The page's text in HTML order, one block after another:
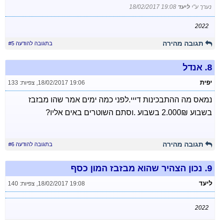
נערך ע"י ליעד 18/02/2017 19:08
2022
תגובה מהירה בתגובה להודעה #5
8. אנדל
יפית 18/02/2017 19:06
, צפיות: 133
נמאס מה ההתבכינות דייי.לפני כמה ימים אמר שהו מבזבז
בשבוע 2.000₪ בשבוע .וסתם השוטרים באים אליו?
תגובה מהירה בתגובה להודעה #6
9. נכון הצהיר שהוא מבזבז המון כסף
ליעד 18/02/2017 19:08
, צפיות: 140
2022